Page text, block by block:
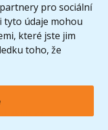
pro sociální
tyto údaje mohou
které jste jim
toho, že
4kids.cz